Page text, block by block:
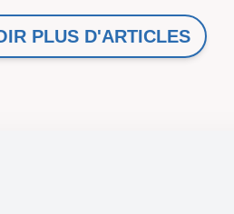
PLUS D'ARTICLES